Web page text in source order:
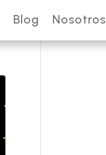
Blog Nosotros